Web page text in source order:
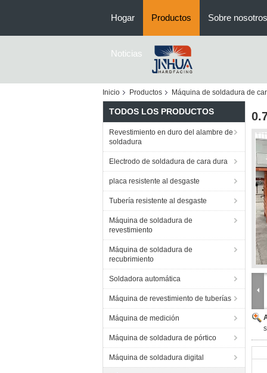
Hogar Productos Sobre nosotros
Noticias
Inicio Productos Máquina de soldadura de
TODOS LOS PRODUCTOS
Revestimiento en duro del alambre de
soldadura
Electrodo de soldadura de cara dura
placa resistente al desgaste
Tubería resistente al desgaste
Máquina de soldadura de
revestimiento
Máquina de soldadura de
recubrimiento
Soldadora automática
Máquina de revestimiento de tuberías
Máquina de medición
Máquina de soldadura de pórtico
Máquina de soldadura digital